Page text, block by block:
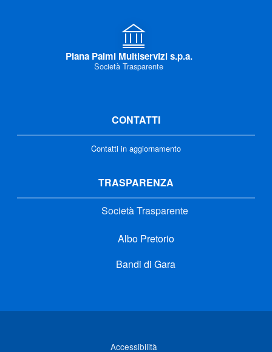
Piana Palmi Multiservizi s.p.a.
Società Trasparente
CONTATTI
Contatti in aggiornamento
TRASPARENZA
Società Trasparente
Albo Pretorio
Bandi di Gara
Accessibilità